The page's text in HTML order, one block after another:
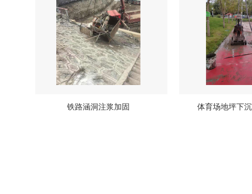
铁路涵洞注浆加固 体育场地坪下